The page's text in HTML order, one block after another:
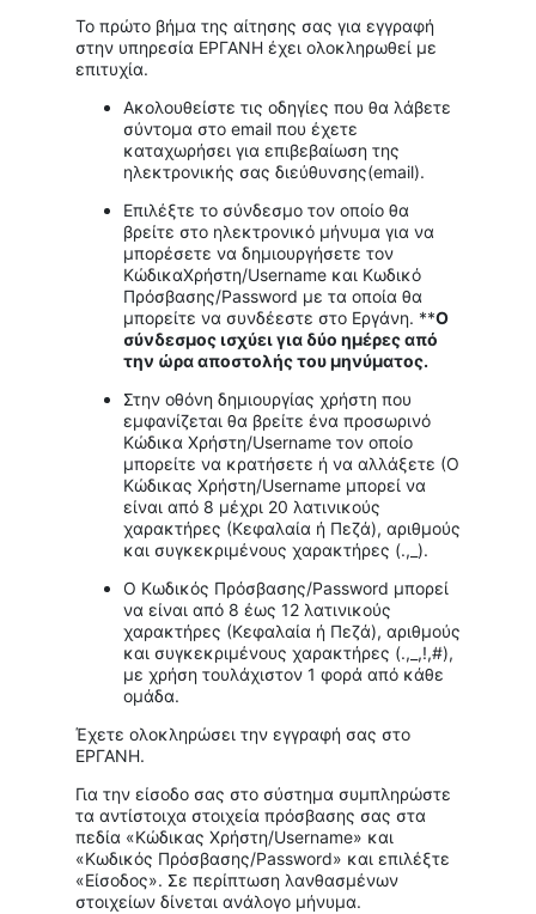
Το πρώτο βήμα της αίτησης σας για εγγραφή
στην υπηρεσία ΕΡΓΑΝΗ έχει ολοκληρωθεί με
επιτυχία.
Ακολουθείστε τις οδηγίες που θα λάβετε
σύντομα στο email που έχετε
καταχωρήσει για επιβεβαίωση της
ηλεκτρονικής σας διεύθυνσης(email).
Επιλέξτε το σύνδεσμο τον οποίο θα
βρείτε στο ηλεκτρονικό μήνυμα για να
μπορέσετε να δημιουργήσετε τον
ΚώδικαΧρήστη/Username και Κωδικό
Πρόσβασης/Password με τα οποία θα
μπορείτε να συνδέεστε στο Εργάνη. **O
σύνδεσμος ισχύει για δύο ημέρες από
την ώρα αποστολής του μηνύματος.
Στην οθόνη δημιουργίας χρήστη που
εμφανίζεται θα βρείτε ένα προσωρινό
Κώδικα Χρήστη/Username τον οποίο
μπορείτε να κρατήσετε ή να αλλάξετε (Ο
Κώδικας Χρήστη/Username μπορεί να
είναι από 8 μέχρι 20 λατινικούς
χαρακτήρες (Κεφαλαία ή Πεζά), αριθμούς
και συγκεκριμένους χαρακτήρες (.,_).
Ο Κωδικός Πρόσβασης/Password μπορεί
να είναι από 8 έως 12 λατινικούς
χαρακτήρες (Κεφαλαία ή Πεζά), αριθμούς
και συγκεκριμένους χαρακτήρες (.,_,!,#),
με χρήση τουλάχιστον 1 φορά από κάθε
ομάδα.
Έχετε ολοκληρώσει την εγγραφή σας στο
ΕΡΓΑΝΗ.
Για την είσοδο σας στο σύστημα συμπληρώστε
τα αντίστοιχα στοιχεία πρόσβασης σας στα
πεδία «Κώδικας Χρήστη/Username» και
«Κωδικός Πρόσβασης/Password» και επιλέξτε
«Είσοδος». Σε περίπτωση λανθασμένων
στοιχείων δίνεται ανάλογο μήνυμα.